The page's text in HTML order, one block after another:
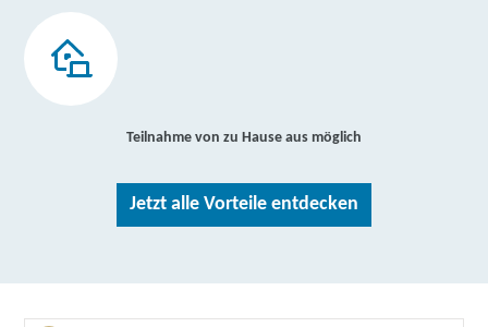
Teilnahme von zu Hause aus möglich
Jetzt alle Vorteile entdecken